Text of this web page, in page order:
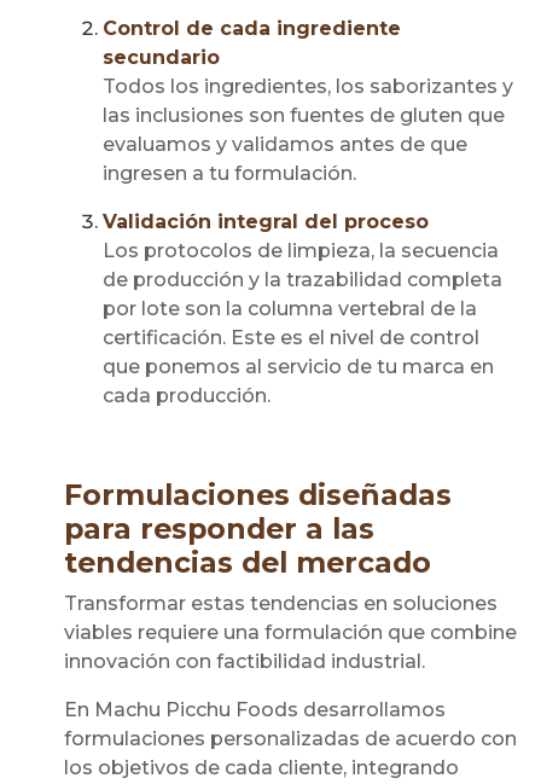
Control de cada ingrediente
secundario
Todos los ingredientes, los saborizantes y
las inclusiones son fuentes de gluten que
evaluamos y validamos antes de que
ingresen a tu formulación.
Validación integral del proceso
Los protocolos de limpieza, la secuencia
de producción y la trazabilidad completa
por lote son la columna vertebral de la
certificación. Este es el nivel de control
que ponemos al servicio de tu marca en
cada producción.
Formulaciones diseñadas
para responder a las
tendencias del mercado
Transformar estas tendencias en soluciones
viables requiere una formulación que combine
innovación con factibilidad industrial.
En Machu Picchu Foods desarrollamos
formulaciones personalizadas de acuerdo con
los objetivos de cada cliente, integrando